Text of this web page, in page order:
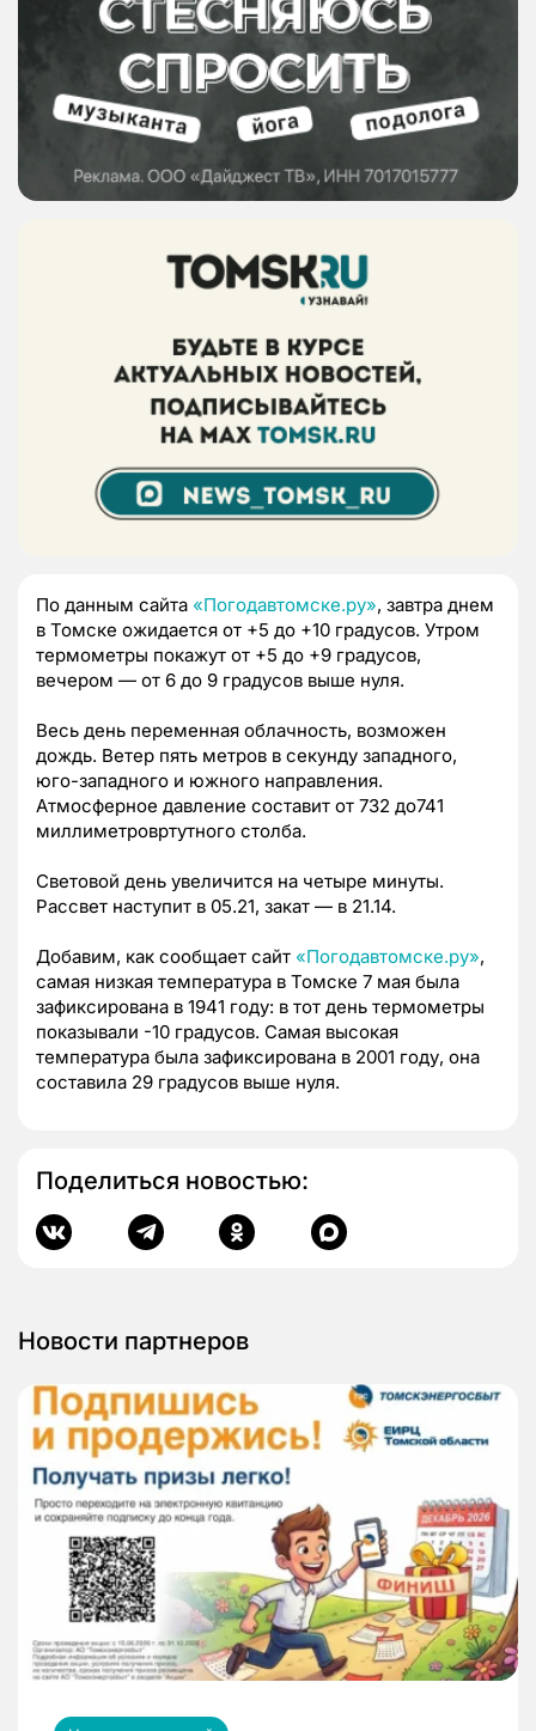
По данным сайта «Погодавтомске.ру», завтра днем
в Томске ожидается от +5 до +10 градусов. Утром
термометры покажут от +5 до +9 градусов,
вечером — от 6 до 9 градусов выше нуля.
Весь день переменная облачность, возможен
дождь. Ветер пять метров в секунду западного,
юго-западного и южного направления.
Атмосферное давление составит от 732 до741
миллиметровртутного столба.
Световой день увеличится на четыре минуты.
Рассвет наступит в 05.21, закат — в 21.14.
Добавим, как сообщает сайт «Погодавтомске.ру»,
самая низкая температура в Томске 7 мая была
зафиксирована в 1941 году: в тот день термометры
показывали -10 градусов. Самая высокая
температура была зафиксирована в 2001 году, она
составила 29 градусов выше нуля.
Поделиться новостью:
Новости партнеров